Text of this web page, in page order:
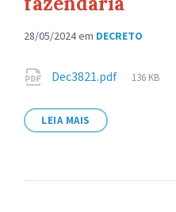
28/05/2024em DECRETO
Anexos
Dec3821.pdf
Tamanho
136 KB
LEIA MAIS